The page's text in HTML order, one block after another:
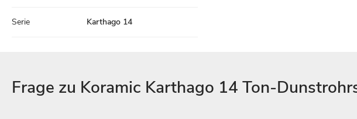
Serie Karthago 14
Frage zu Koramic Karthago 14 Ton-